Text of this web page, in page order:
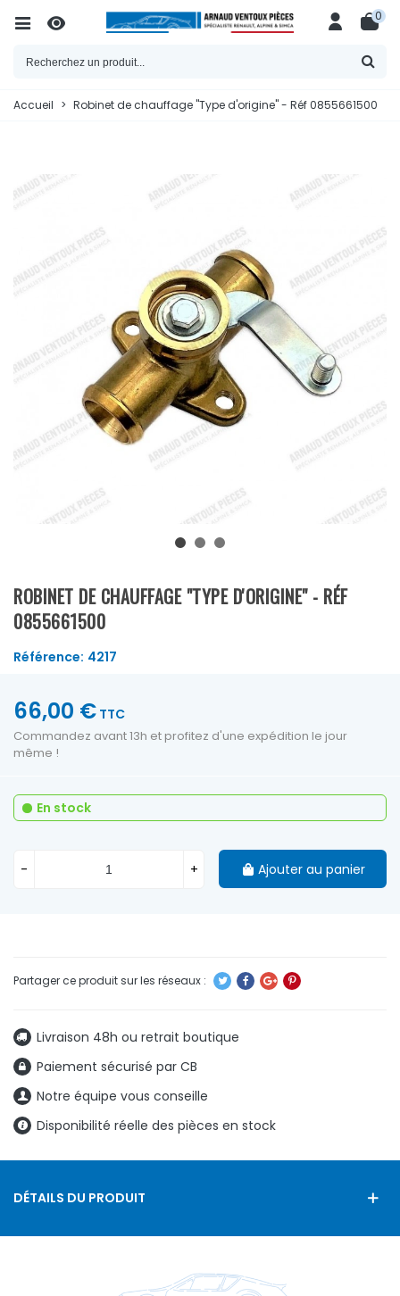
0
Accueil > Robinet de chauffage "Type d'origine" - Réf 0855661500
ROBINET DE CHAUFFAGE "TYPE D'ORIGINE" - RÉF
0855661500
Référence: 4217
Livraison 48h ou retrait boutique
Paiement sécurisé par CB
Notre équipe vous conseille
Disponibilité réelle des pièces en stock
66,00 € TTC
Commandez avant 13h et profitez d'une expédition le jour
même !
En stock
- + Ajouter au panier
DÉTAILS DU PRODUIT